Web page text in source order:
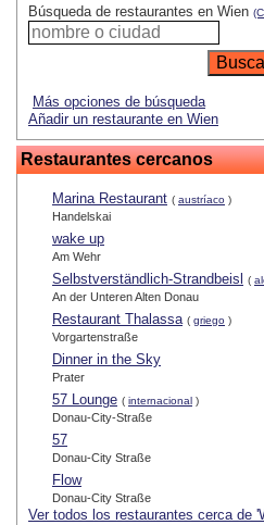
Búsqueda de restaurantes en Wien
Más opciones de búsqueda
Añadir un restaurante en Wien
Restaurantes cercanos
Marina Restaurant ( austríaco )
Handelskai
wake up
Am Wehr
Selbstverständlich-Strandbeisl (
An der Unteren Alten Donau
Restaurant Thalassa ( griego )
Vorgartenstraße
Dinner in the Sky
Prater
57 Lounge ( internacional )
Donau-City-Straße
57
Donau-City Straße
Flow
Donau-City Straße
Ver todos los restaurantes cerca de